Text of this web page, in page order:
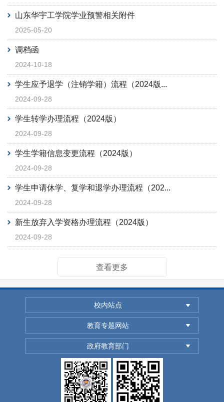
山东华宇工学院学业预警相关附件
2025-05-20
调档函
2024-10-18
学生应予退学（注销学籍）流程（2024版...
2024-09-28
学生转学办理流程（2024版）
2024-09-28
学生学籍信息变更流程（2024版）
2024-09-28
学生申请休学、复学和退学办理流程（202...
2024-09-28
新生放弃入学资格办理流程（2024版）
2024-09-28
查看更多
校内站点
教育专题网站
政府教育部门